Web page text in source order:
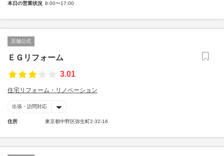
本日の営業状況 8:00〜17:00
店舗公式
ＥＧリフォーム
3.01
住宅リフォーム・リノベーション
出張・訪問対応
住所 東京都中野区弥生町2-32-16